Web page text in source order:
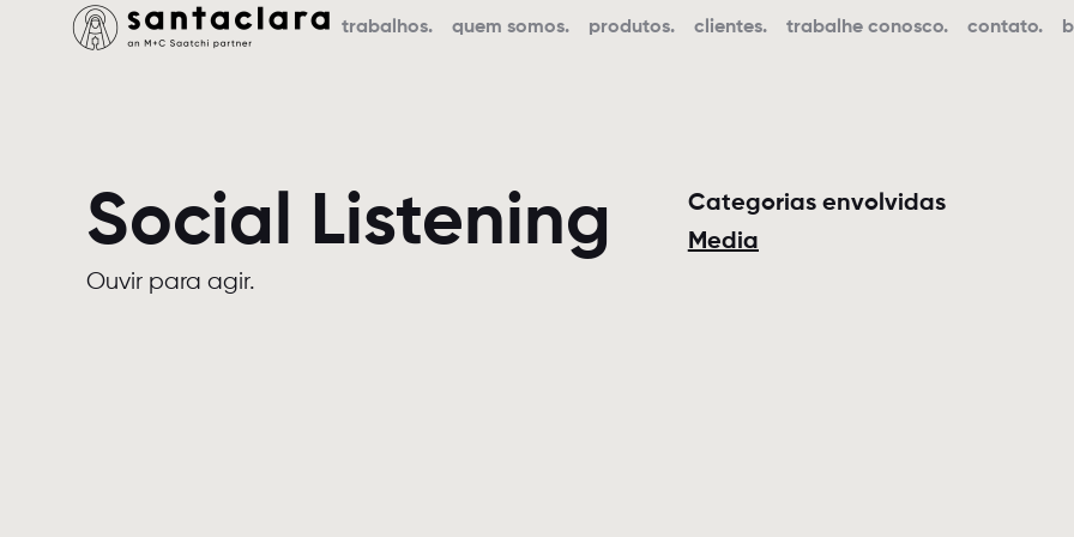
trabalhos. quem somos. produtos. clientes. trabalhe conosco. contato.
Social Listening
Ouvir para agir.
Categorias envolvidas
Media